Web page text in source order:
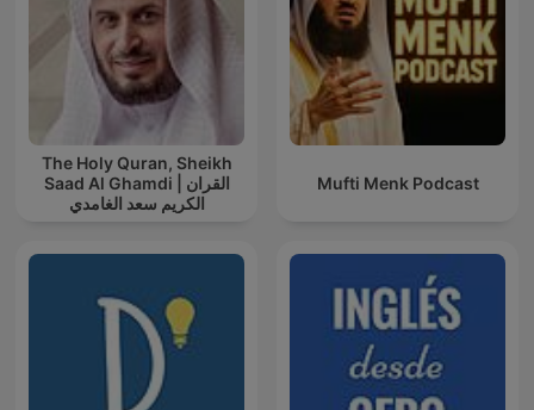
The Holy Quran, Sheikh
Saad Al Ghamdi | القران
الكريم سعد الغامدي
Mufti Menk Podcast